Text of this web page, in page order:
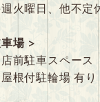
火曜日、他不定
場 >
店前駐車スペース
屋根付駐輪場 有り